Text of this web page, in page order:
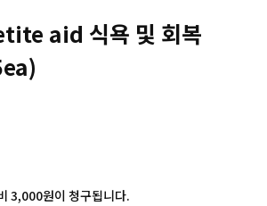
aid 식욕 및 회복
3,000원이 청구됩니다.